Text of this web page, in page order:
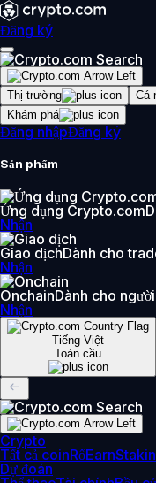
Đăng ký
Thị trường Cá
Khám phá
Đăng nhậpĐăng ký
Sản phẩm
Ứng dụng Crypto.com
Nhận
Giao dịchDành cho
Nhận
OnchainDành cho
Nhận
Tiếng Việt
Toàn cầu
Crypto
Tất cả coinRổEarn
Dự đoán